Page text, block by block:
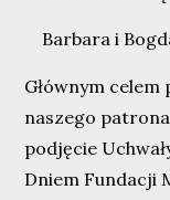
Barbara i
Głównym celem
naszego
podjęcie
Dniem Fundacji